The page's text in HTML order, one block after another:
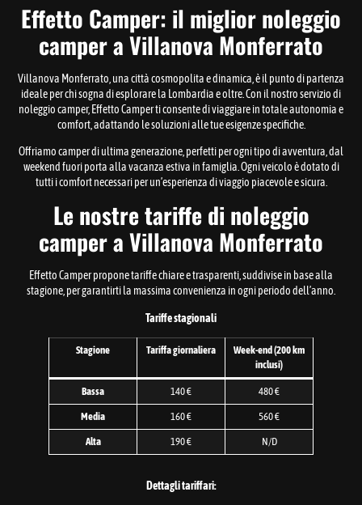
Effetto Camper: il miglior noleggio
camper a Villanova Monferrato
Villanova Monferrato, una città cosmopolita e dinamica, è il punto di partenza
ideale per chi sogna di esplorare la Lombardia e oltre. Con il nostro servizio di
noleggio camper, Effetto Camper ti consente di viaggiare in totale autonomia e
comfort, adattando le soluzioni alle tue esigenze specifiche.
Offriamo camper di ultima generazione, perfetti per ogni tipo di avventura, dal
weekend fuori porta alla vacanza estiva in famiglia. Ogni veicolo è dotato di
tutti i comfort necessari per un’esperienza di viaggio piacevole e sicura.
Le nostre tariffe di noleggio
camper a Villanova Monferrato
Effetto Camper propone tariffe chiare e trasparenti, suddivise in base alla
stagione, per garantirti la massima convenienza in ogni periodo dell’anno.
Tariffe stagionali
Stagione Tariffa giornaliera
Week-end (200 km
inclusi)
Bassa 140 € 480 €
Media 160 € 560 €
Alta 190 € N/D
Dettagli tariffari: